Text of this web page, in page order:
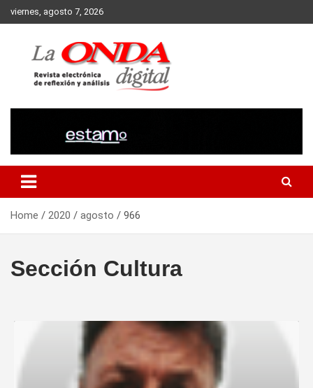
Skip
to
viernes, agosto 7, 2026
Home 2020 agosto 966